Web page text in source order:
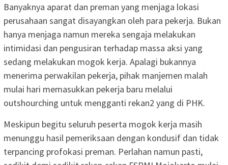
Banyaknya aparat dan preman yang menjaga lokasi
perusahaan sangat disayangkan oleh para pekerja. Bukan
hanya menjaga namun mereka sengaja melakukan
intimidasi dan pengusiran terhadap massa aksi yang
sedang melakukan mogok kerja. Apalagi bukannya
menerima perwakilan pekerja, pihak manjemen malah
mulai hari memasukkan pekerja baru melalui
outshourching untuk mengganti rekan2 yang di PHK.
Meskipun begitu seluruh peserta mogok kerja masih
menunggu hasil pemeriksaan dengan kondusif dan tidak
terpancing profokasi preman. Perlahan namun pasti,